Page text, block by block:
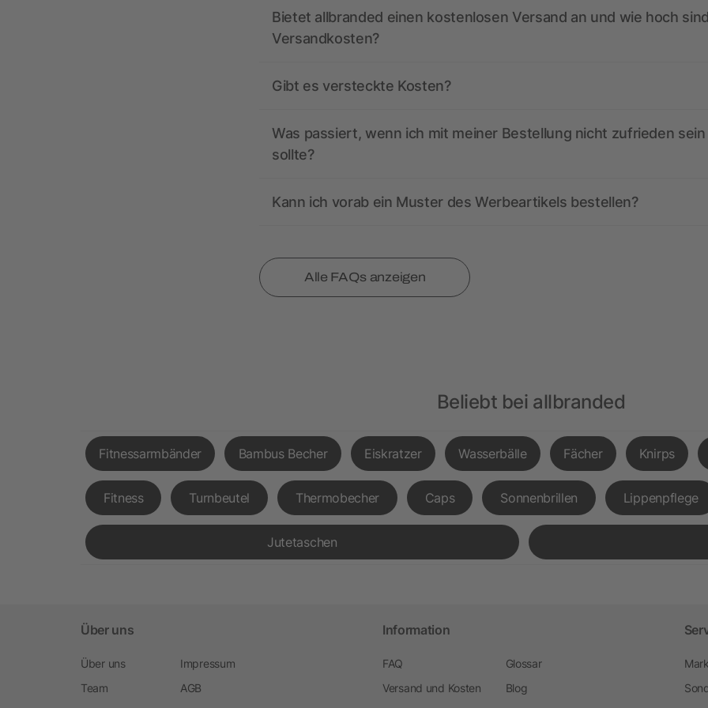
Bietet allbranded einen kostenlosen Versand an und wie hoch
Versandkosten?
Gibt es versteckte Kosten?
Was passiert, wenn ich mit meiner Bestellung nicht zufrieden sein
sollte?
Kann ich vorab ein Muster des Werbeartikels bestellen?
Alle FAQs anzeigen
Beliebt bei allbranded
Fitnessarmbänder Bambus Becher Eiskratzer Wasserbälle Fächer Knirps
Fitness Turnbeutel Thermobecher Caps Sonnenbrillen Lippenpflege
Jutetaschen
Über uns
Über uns
Team
Impressum
AGB
Information
FAQ
Versand und Kosten
Glossar
Blog